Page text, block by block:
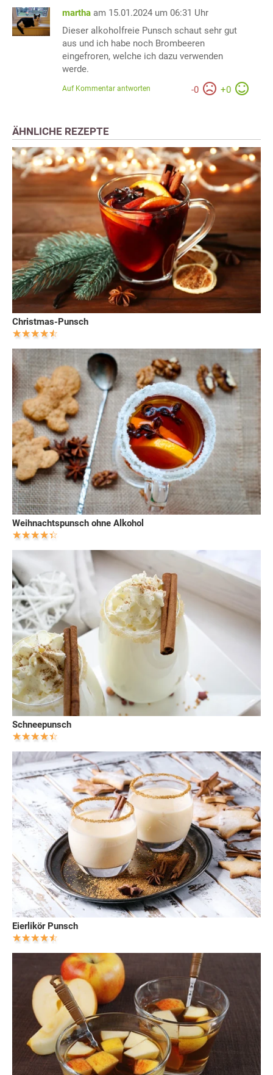
martha am 15.01.2024 um 06:31 Uhr
Dieser alkoholfreie Punsch schaut sehr gut
aus und ich habe noch Brombeeren
eingefroren, welche ich dazu verwenden
werde.
-0 +0
Auf Kommentar antworten
ÄHNLICHE REZEPTE
Christmas-Punsch
Weihnachtspunsch ohne Alkohol
Schneepunsch
Eierlikör Punsch